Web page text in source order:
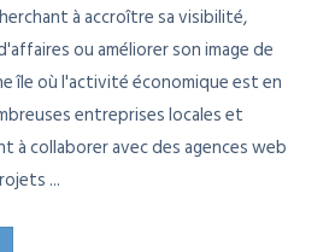
à accroître sa visibilité,
ou améliorer son image de
île où l'activité économique est en
entreprises locales et
à collaborer avec des agences web
...